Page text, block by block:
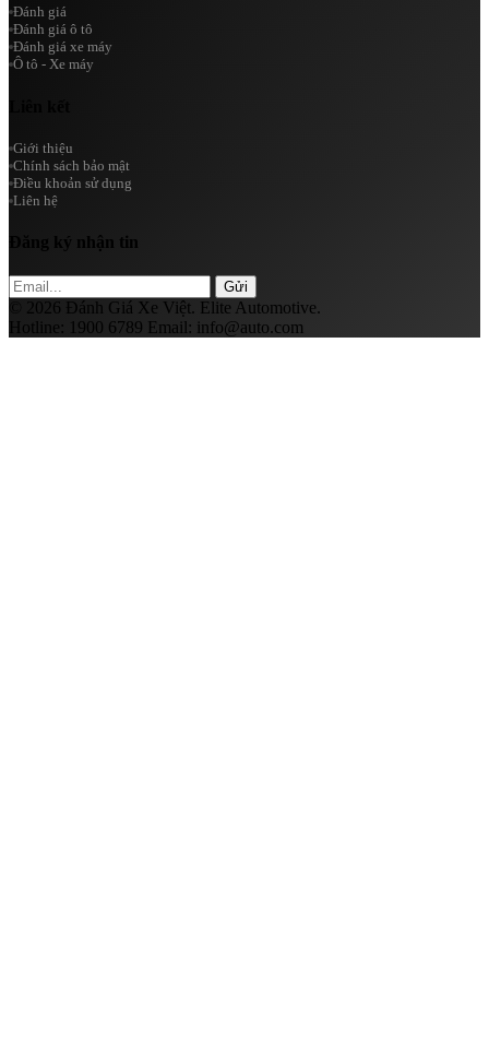
Đánh giá
Đánh giá ô tô
Đánh giá xe máy
Ô tô - Xe máy
Giới thiệu
Chính sách bảo mật
Điều khoản sử dụng
Liên hệ
Đăng ký nhận tin
Gửi
© 2026 Đánh Giá Xe Việt. Elite Automotive.
Hotline: 1900 6789 Email: info@auto.com